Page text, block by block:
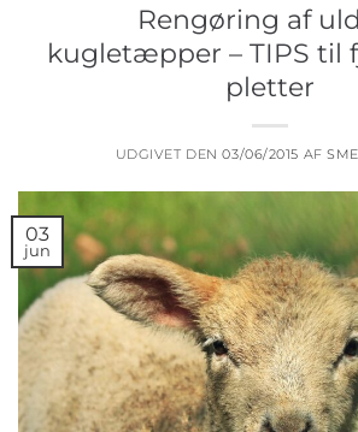
Rengøring af
kugletæpper – TIPS til
pletter
UDGIVET DEN03/06/2015 AF
03
jun